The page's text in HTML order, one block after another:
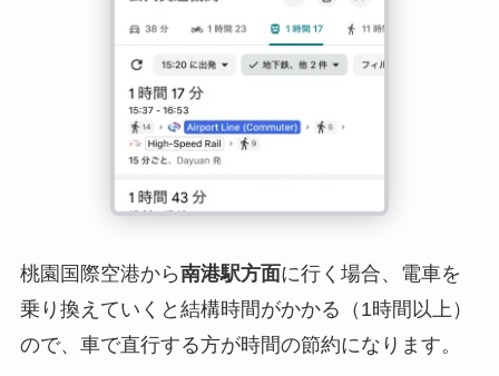
桃園国際空港から南港駅方面に行く場合、電車を
乗り換えていくと結構時間がかかる（1時間以上）
ので、車で直行する方が時間の節約になります。